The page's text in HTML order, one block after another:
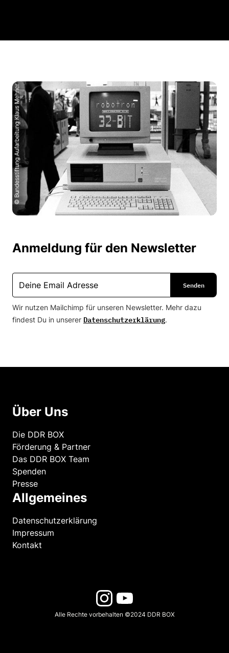
Anmeldung für den Newsletter
Wir nutzen Mailchimp für unseren Newsletter. Mehr dazu
findest Du in unserer Datenschutzerklärung.
Über Uns
Die DDR BOX
Förderung & Partner
Das DDR BOX Team
Spenden
Presse
Allgemeines
Datenschutzerklärung
Impressum
Kontakt
Alle Rechte vorbehalten ©2024 DDR BOX